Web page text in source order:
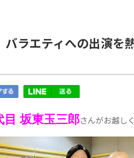
ラエティへの出演を
目 坂東玉三郎さんがお越し